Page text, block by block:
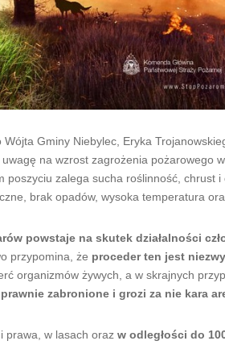
Wójta Gminy Niebylec, Eryka
na wzrost zagrożenia pożarowego
poszyciu zalega sucha roślinność, chrust
brak opadów, wysoka temperatura
powstaje na skutek działalności
przypomina, że proceder ten jest
organizmów żywych, a w skrajnych
zabronione i grozi za nie kara
prawa, w lasach oraz w odległości do